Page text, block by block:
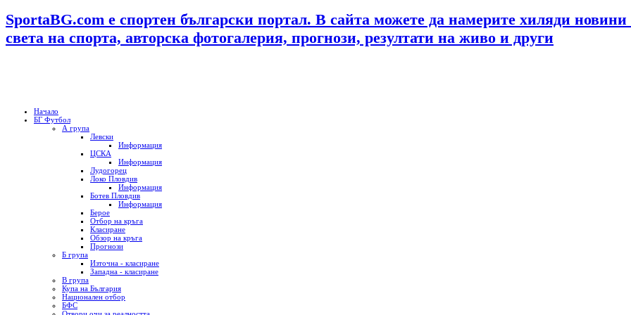
SportaBG.com е спортен български портал. В сайта можете да намерите хиляди новини
света на спорта, авторска фотогалерия, прогнози, резултати на живо и други
Начало
БГ Футбол
А група
Левски
Информация
ЦСКА
Информация
Лудогорец
Локо Пловдив
Информация
Ботев Пловдив
Информация
Берое
Отбор на кръга
Класиране
Обзор на кръга
Прогнози
Б група
Източна - класиране
Западна - класиране
В група
Купа на България
Национален отбор
БФС